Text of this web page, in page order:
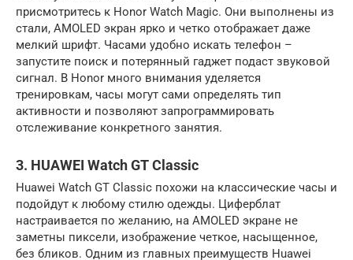
присмотритесь к Honor Watch Magic. Они выполнены из
стали, AMOLED экран ярко и четко отображает даже
мелкий шрифт. Часами удобно искать телефон –
запустите поиск и потерянный гаджет подаст звуковой
сигнал. В Honor много внимания уделяется
тренировкам, часы могут сами определять тип
активности и позволяют запрограммировать
отслеживание конкретного занятия.
3. HUAWEI Watch GT Classic
Huawei Watch GT Classic похожи на классические часы и
подойдут к любому стилю одежды. Циферблат
настраивается по желанию, на AMOLED экране не
заметны пиксели, изображение четкое, насыщенное,
без бликов. Одним из главных преимуществ Huawei